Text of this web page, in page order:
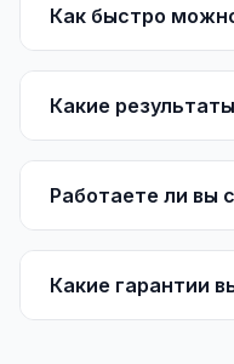
Технический SEO-
Юзабилити-аудит
SEO-продвижение
SEO для интернет-
Как быстро
Какие
Работаете ли вы
Какие гарантии